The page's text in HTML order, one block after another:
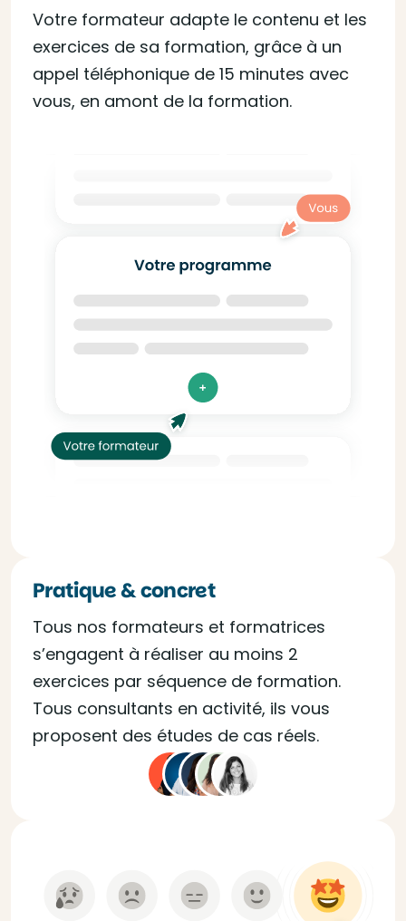
Votre formateur adapte le contenu et les
exercices de sa formation, grâce à un
appel téléphonique de 15 minutes avec
vous, en amont de la formation.
Pratique & concret
Tous nos formateurs et formatrices
s’engagent à réaliser au moins 2
exercices par séquence de formation.
Tous consultants en activité, ils vous
proposent des études de cas réels.